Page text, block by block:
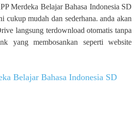
Merdeka Belajar Bahasa Indonesia SD
mudah dan sederhana. anda akan
langsung terdownload otomatis tanpa
yang membosankan seperti website
Belajar Bahasa Indonesia SD